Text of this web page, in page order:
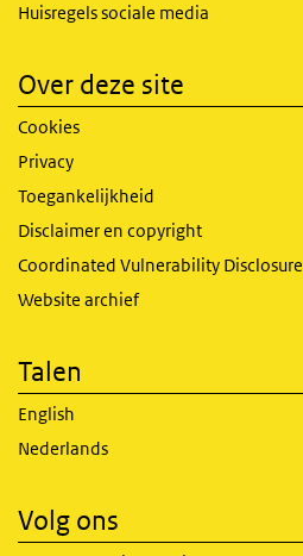
Huisregels sociale media
Over deze site
Cookies
Privacy
Toegankelijkheid
Disclaimer en copyright
Coordinated Vulnerability Disclosure
Website archief
Talen
English
Nederlands
Volg ons